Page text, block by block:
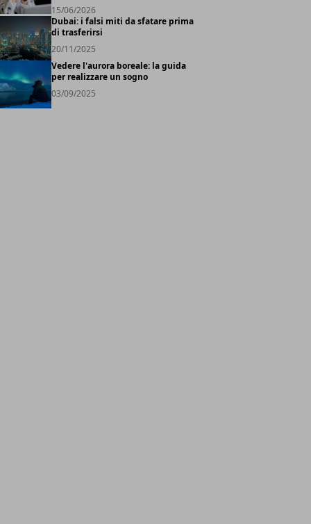
15/06/2026
Dubai: i falsi miti da sfatare prima
di trasferirsi
20/11/2025
Vedere l'aurora boreale: la guida
per realizzare un sogno
03/09/2025